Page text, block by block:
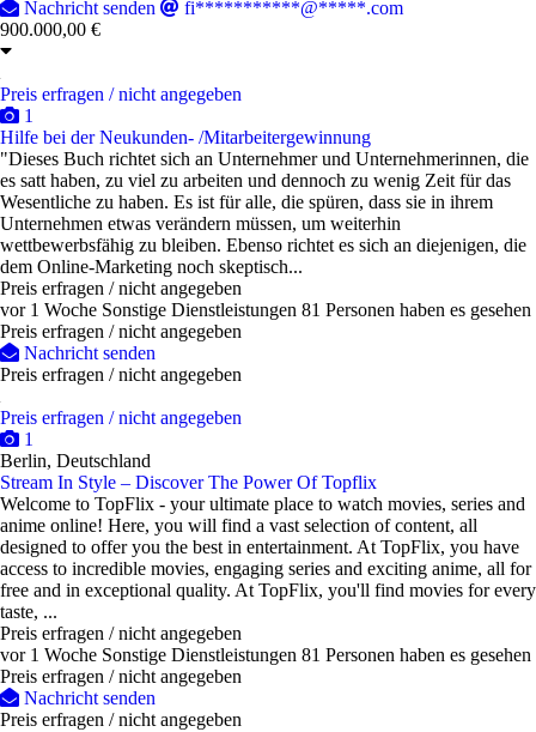
Nachricht senden
fi***********@*****.com
900.000,00 €
Preis erfragen / nicht angegeben
1
Hilfe bei der Neukunden- /Mitarbeitergewinnung
"Dieses Buch richtet sich an Unternehmer und Unternehmerinnen, die
es satt haben, zu viel zu arbeiten und dennoch zu wenig Zeit für das
Wesentliche zu haben. Es ist für alle, die spüren, dass sie in ihrem
Unternehmen etwas verändern müssen, um weiterhin
wettbewerbsfähig zu bleiben. Ebenso richtet es sich an diejenigen, die
dem Online-Marketing noch skeptisch...
Preis erfragen / nicht angegeben
vor 1 Woche Sonstige Dienstleistungen 81 Personen haben es gesehen
Preis erfragen / nicht angegeben
Nachricht senden
Preis erfragen / nicht angegeben
Preis erfragen / nicht angegeben
1
Berlin, Deutschland
Stream In Style – Discover The Power Of Topflix
Welcome to TopFlix - your ultimate place to watch movies, series and
anime online! Here, you will find a vast selection of content, all
designed to offer you the best in entertainment. At TopFlix, you have
access to incredible movies, engaging series and exciting anime, all for
free and in exceptional quality. At TopFlix, you'll find movies for every
taste, ...
Preis erfragen / nicht angegeben
vor 1 Woche Sonstige Dienstleistungen 81 Personen haben es gesehen
Preis erfragen / nicht angegeben
Nachricht senden
Preis erfragen / nicht angegeben